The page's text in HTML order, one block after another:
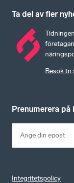
Ta del av fler
Besök
Prenumerera på
Integritetspolicy